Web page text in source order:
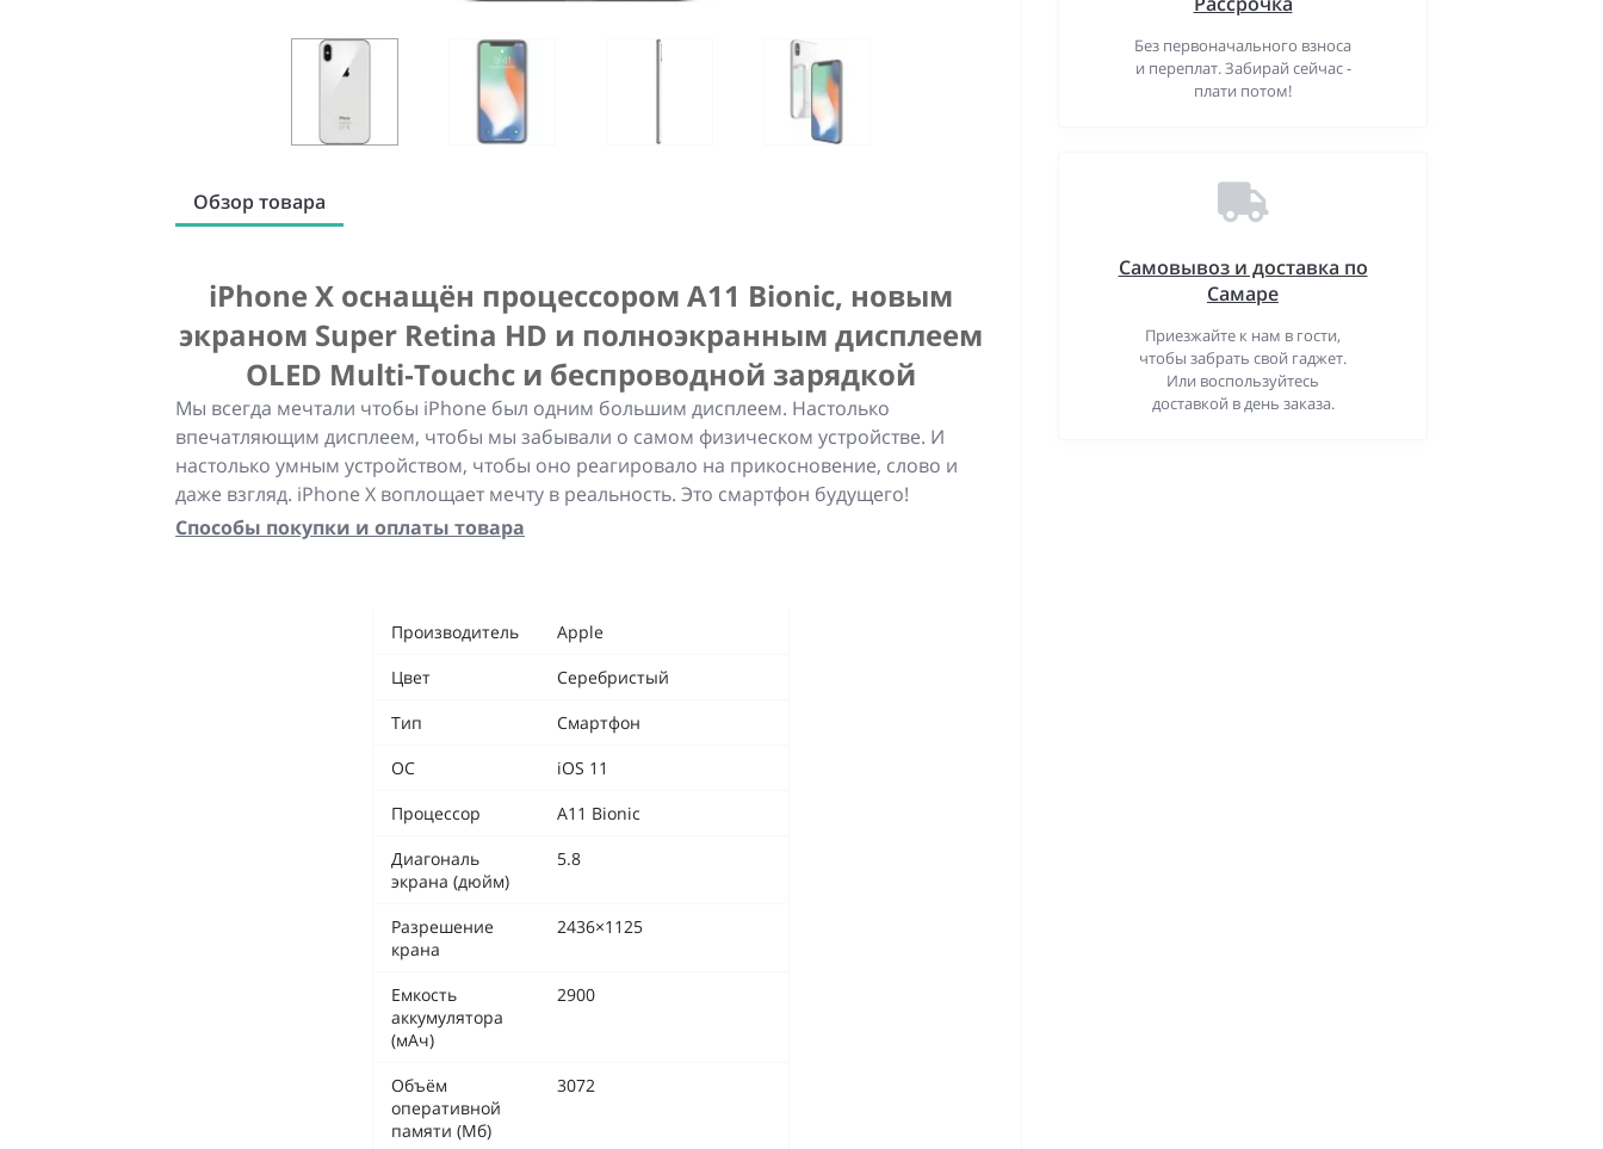
Обзор товара
iPhone X оснащён процессором A11 Bionic, новым
экраном Super Retina HD и полноэкранным дисплеем
OLED Multi‑ Touchс и беспроводной зарядкой
Мы всегда мечтали чтобы iPhone был одним большим дисплеем. Настолько
впечатляющим дисплеем, чтобы мы забывали о самом физическом устройстве. И
настолько умным устройством, чтобы оно реагировало на прикосновение, слово и
даже взгляд. iPhone X воплощает мечту в реальность. Это смартфон будущего!
Способы покупки и оплаты товара
Производитель
Apple
Цвет
Серебристый
Тип
Смартфон
ОС
iOS 11
Процессор
A11 Bionic
Диагональ
экрана (дюйм)
5.8
Разрешение
крана
2436×1125
Емкость
аккумулятора
(мАч)
2900
Объём
оперативной
памяти (Мб)
3072
Без первоначального взноса
и переплат. Забирай сейчас -
плати потом!
Самовывоз и доставка по
Самаре
Приезжайте к нам в гости,
чтобы забрать свой гаджет.
Или воспользуйтесь
доставкой в день заказа.